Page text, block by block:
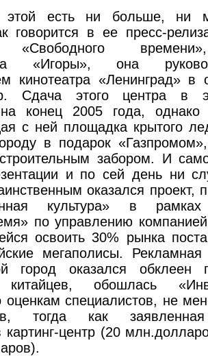
этой есть ни больше, ни
говорится в ее пресс-
«Свободного
«Игоры», она
кинотеатра «Ленинград» в
Сдача этого центра в
конец 2005 года, однако
с ней площадка крытого
в подарок
забором. И
и по сей день ни
оказался проект,
культура» в
по управлению
освоить 30% рынка
мегаполисы.
город оказался обклеен
китайцев, обошлась
оценкам специалистов, не
тогда как
картинг-центр (20